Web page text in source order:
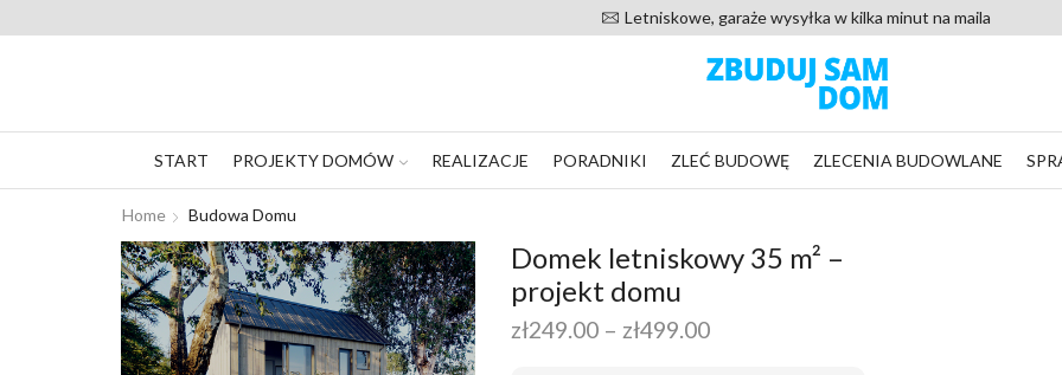
20 000 zadowolonych klientów od 2016 roku
START PROJEKTY DOMÓW REALIZACJE PORADNIKI ZLEĆ BUDOWĘ ZLECENIA BUDOWLANE
Home Budowa Domu
Domek letniskowy 35 m² –
projekt domu
zł249.00 – zł499.00Zakres